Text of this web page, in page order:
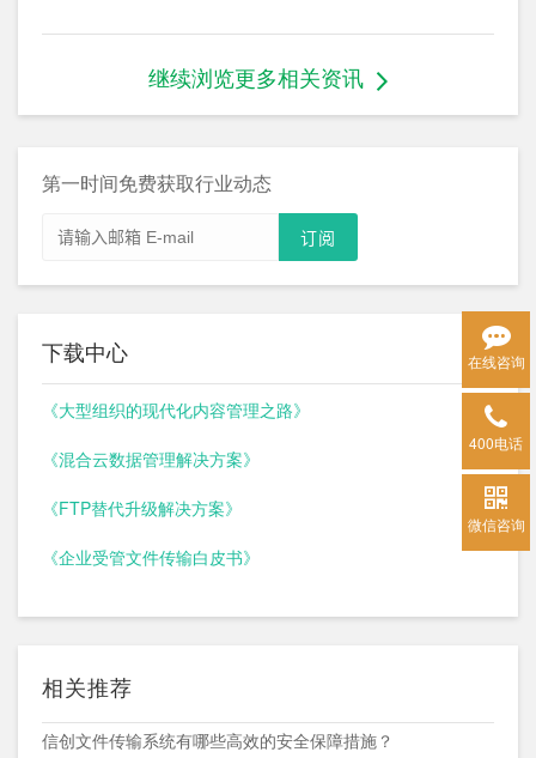
继续浏览更多相关资讯
第一时间免费获取行业动态
下载中心
《大型组织的现代化内容管理之路》
《混合云数据管理解决方案》
《FTP替代升级解决方案》
《企业受管文件传输白皮书》
相关推荐
信创文件传输系统有哪些高效的安全保障措施？
在线咨询
400电话
微信咨询